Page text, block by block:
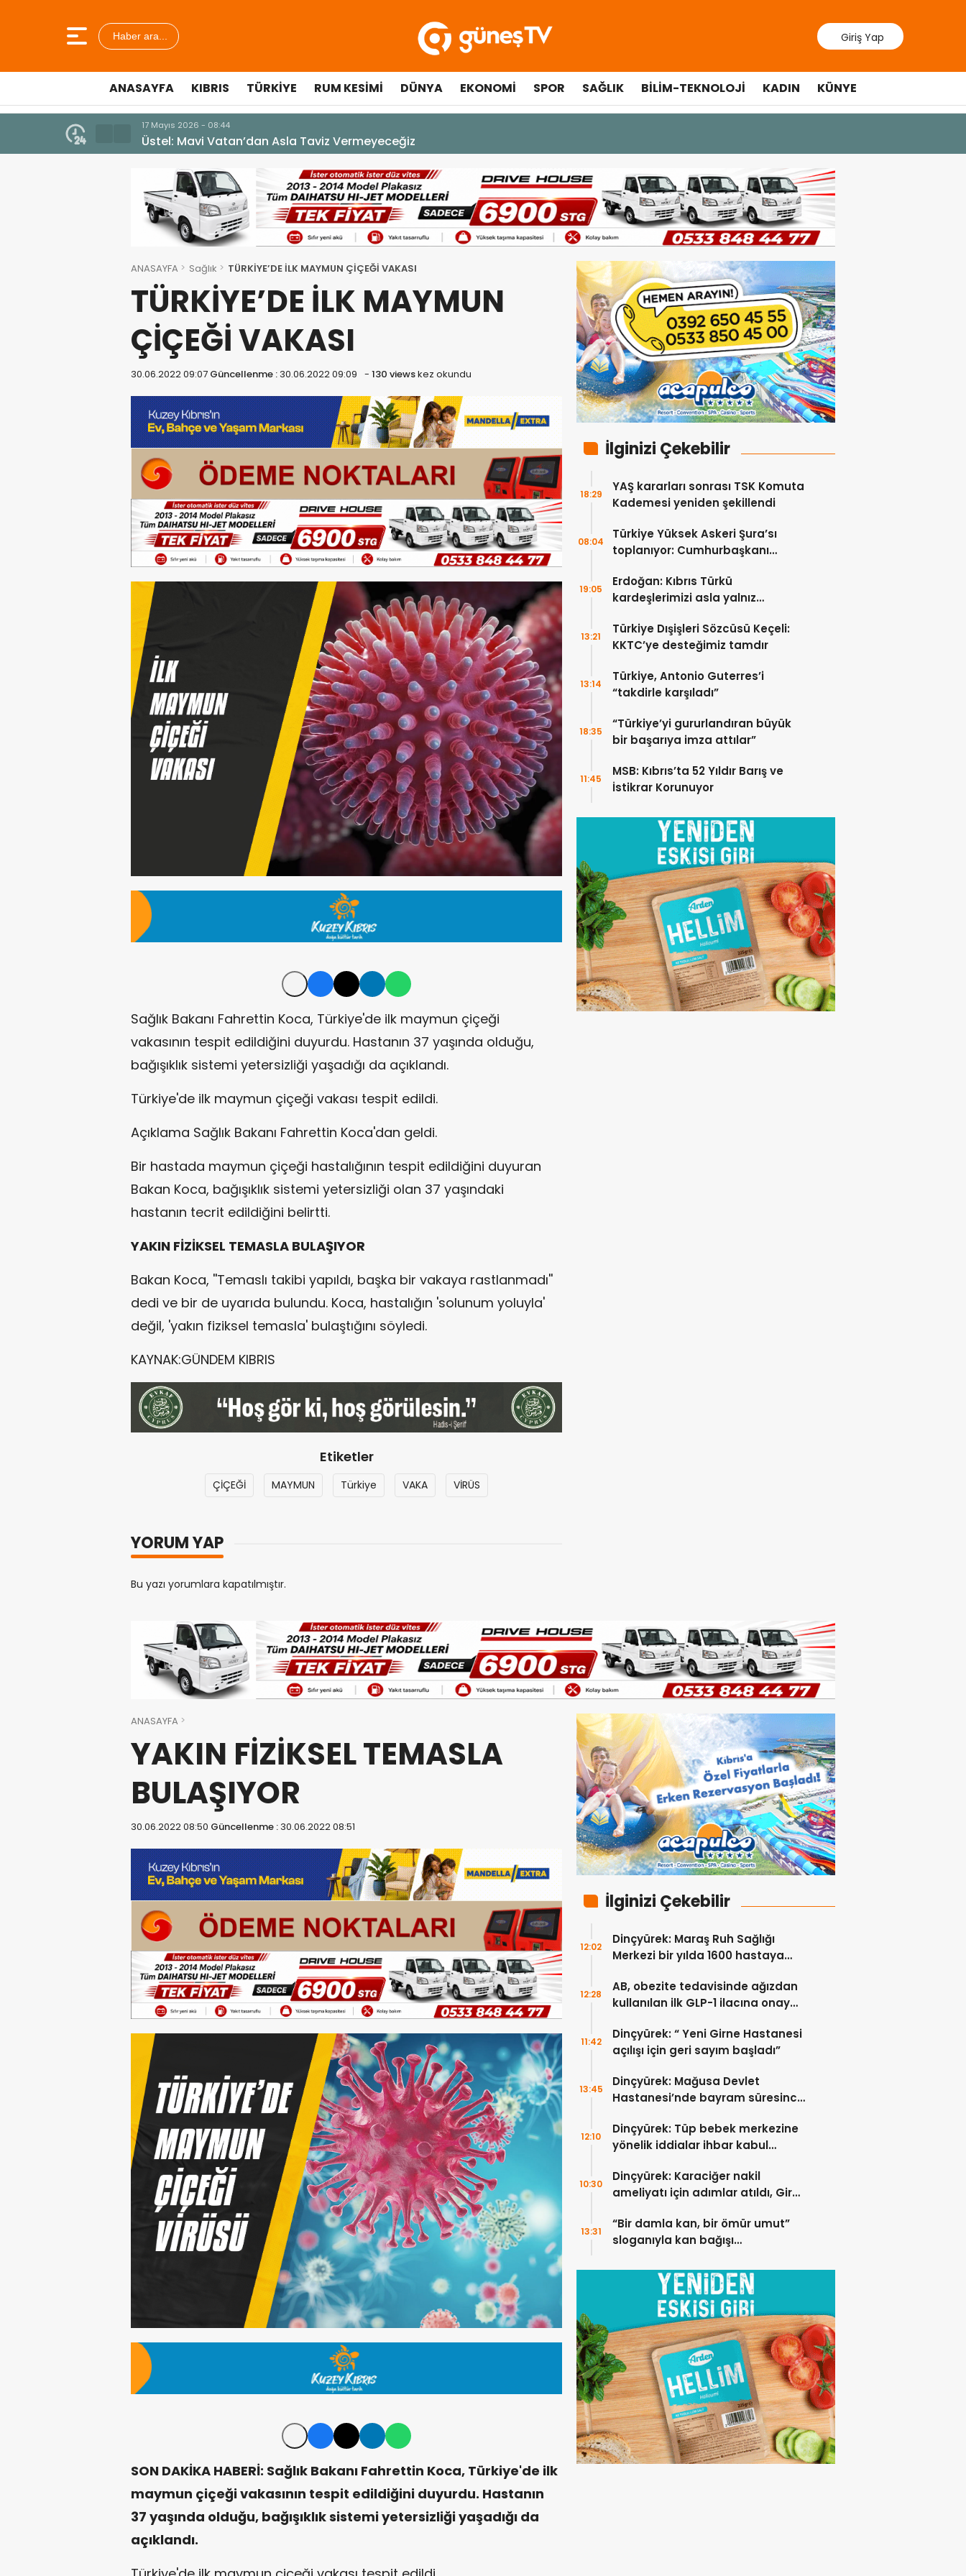
Haber ara... Giriş Yap
ANASAYFA KIBRIS TÜRKIYE RUM KESIMI DÜNYA EKONOMI SPOR SAĞLIK BILIM-TEKNOLOJI KADIN KÜNYE
10 Temmuz 2026 - 18:49
Cumhurbaşkanı Erhürman sergi açılışında fenalaşarak hastaneye kaldırıldı
ANASAYFA Sağlık TÜRKİYE’DE İLK MAYMUN ÇİÇEĞİ VAKASI
TÜRKİYE’DE İLK MAYMUN
ÇİÇEĞİ VAKASI
30.06.2022 09:07 Güncellenme :30.06.2022 09:09 - 130 viewskez okundu
Sağlık Bakanı Fahrettin Koca, Türkiye'de ilk maymun çiçeği
vakasının tespit edildiğini duyurdu. Hastanın 37 yaşında olduğu,
bağışıklık sistemi yetersizliği yaşadığı da açıklandı.
Türkiye'de ilk maymun çiçeği vakası tespit edildi.
Açıklama Sağlık Bakanı Fahrettin Koca'dan geldi.
Bir hastada maymun çiçeği hastalığının tespit edildiğini duyuran
Bakan Koca, bağışıklık sistemi yetersizliği olan 37 yaşındaki
hastanın tecrit edildiğini belirtti.
YAKIN FİZİKSEL TEMASLA BULAŞIYOR
Bakan Koca, ''Temaslı takibi yapıldı, başka bir vakaya rastlanmadı''
dedi ve bir de uyarıda bulundu. Koca, hastalığın 'solunum yoluyla'
değil, 'yakın fiziksel temasla' bulaştığını söyledi.
KAYNAK:GÜNDEM KIBRIS
Etiketler
ÇİÇEĞİ MAYMUN Türkiye VAKA VİRÜS
YORUM YAP
Bu yazı yorumlara kapatılmıştır.
İlginizi Çekebilir
YAŞ kararları sonrası TSK Komuta
Kademesi yeniden şekillendi
18:29
Türkiye Yüksek Askeri Şura’sı
toplanıyor: Cumhurbaşkanı
08:04
Erdoğan: Kıbrıs Türkü
kardeşlerimizi asla yalnız
19:05
Türkiye Dışişleri Sözcüsü Keçeli:
KKTC’ye desteğimiz tamdır
13:21
Türkiye, Antonio Guterres’i
“takdirle karşıladı”
13:14
“Türkiye’yi gururlandıran büyük
bir başarıya imza attılar”
18:35
MSB: Kıbrıs’ta 52 Yıldır Barış ve
İstikrar Korunuyor
11:45
ANASAYFA
YAKIN FİZİKSEL TEMASLA
BULAŞIYOR
30.06.2022 08:50 Güncellenme :30.06.2022 08:51
SON DAKİKA HABERİ: Sağlık Bakanı Fahrettin Koca, Türkiye'de ilk
maymun çiçeği vakasının tespit edildiğini duyurdu. Hastanın
37 yaşında olduğu, bağışıklık sistemi yetersizliği yaşadığı da
açıklandı.
İlginizi Çekebilir
Dinçyürek: Maraş Ruh Sağlığı
Merkezi bir yılda 1600 hastaya
12:02
AB, obezite tedavisinde ağızdan
kullanılan ilk GLP-1 ilacına onay
12:28
Dinçyürek: “ Yeni Girne Hastanesi
açılışı için geri sayım başladı”
11:42
Dinçyürek: Mağusa Devlet
Hastanesi’nde bayram süresince
tedavi edildi
13:45
Dinçyürek: Tüp bebek merkezine
yönelik iddialar ihbar kabul
12:10
Dinçyürek: Karaciğer nakil
ameliyatı için adımlar atıldı, Girne
10:30
“Bir damla kan, bir ömür umut”
sloganıyla kan bağışı
13:31